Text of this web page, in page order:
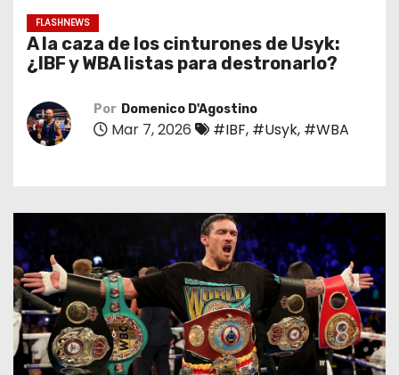
FLASHNEWS
A la caza de los cinturones de Usyk:
¿IBF y WBA listas para destronarlo?
Por Domenico D'Agostino
Mar 7, 2026 #IBF, #Usyk, #WBA